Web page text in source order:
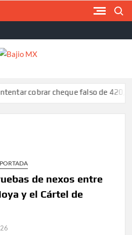
cheque falso de 420,000
PORTADA
de nexos entre
y el Cártel de